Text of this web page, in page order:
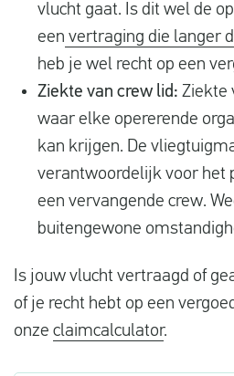
vlucht gaat. Is dit wel de
een vertraging die langer
heb je wel recht op een
Ziekte van crew lid: Ziekte
waar elke opererende
kan krijgen. De
verantwoordelijk voor het
een vervangende crew.
buitengewone
Is jouw vlucht vertraagd of
of je recht hebt op een
onze claimcalculator.